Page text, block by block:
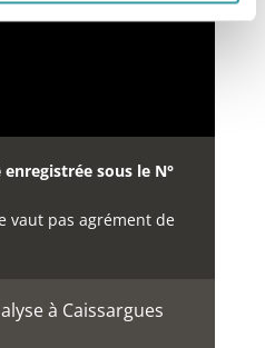
sous le N°
vaut pas agrément de
à Caissargues